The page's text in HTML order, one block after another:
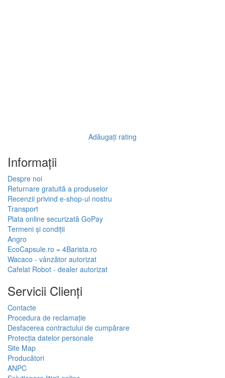
Adăugați rating
Informaţii
Despre noi
Returnare gratuită a produselor
Recenzii privind e-shop-ul nostru
Transport
Plata online securizată GoPay
Termeni și condiții
Angro
EcoCapsule.ro = 4Barista.ro
Wacaco - vânzător autorizat
Cafelat Robot - dealer autorizat
Servicii Clienţi
Contacte
Procedura de reclamație
Desfacerea contractului de cumpărare
Protecția datelor personale
Site Map
Producători
ANPC